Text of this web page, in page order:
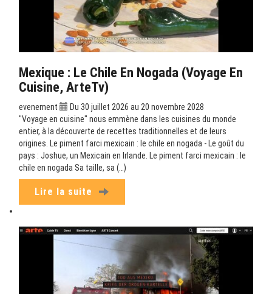
Mexique : Le Chile En Nogada (Voyage En
Cuisine, ArteTv)
evenement
Du 30 juillet 2026 au 20 novembre 2028
"Voyage en cuisine" nous emmène dans les cuisines du monde
entier, à la découverte de recettes traditionnelles et de leurs
origines. Le piment farci mexicain : le chile en nogada - Le goût du
pays : Joshue, un Mexicain en Irlande. Le piment farci mexicain : le
chile en nogada Sa taille, sa (…)
Lire la suite